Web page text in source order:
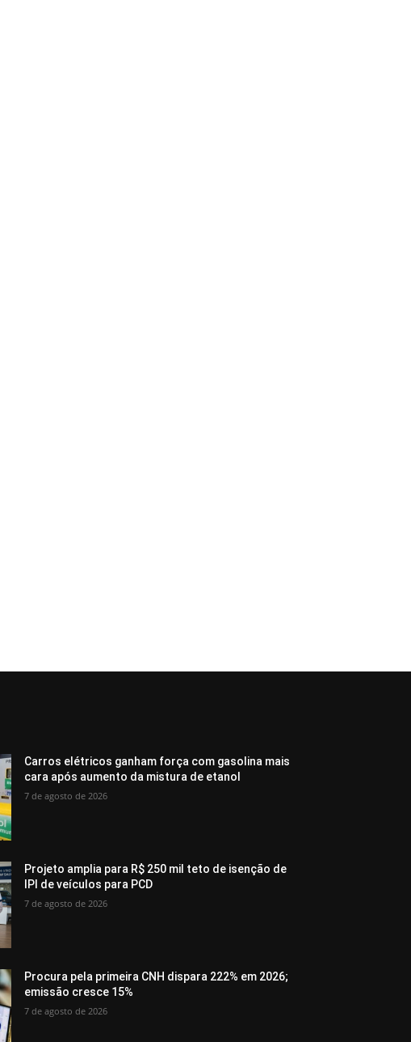
Carros elétricos ganham força com gasolina mais
cara após aumento da mistura de etanol
7 de agosto de 2026
Projeto amplia para R$ 250 mil teto de isenção de
IPI de veículos para PCD
7 de agosto de 2026
Procura pela primeira CNH dispara 222% em 2026;
emissão cresce 15%
7 de agosto de 2026